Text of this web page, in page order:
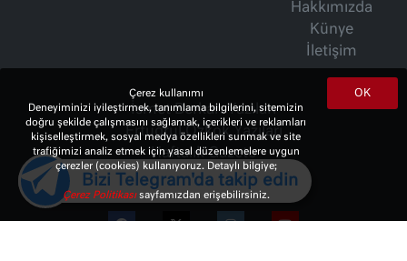
Hakkımızda
Künye
İletişim
İsmet Berkan Yazıları
Ertuğrul Özkök Yazıları
Haftalık Gazete
OK
Çerez kullanımı
Deneyiminizi iyileştirmek, tanımlama bilgilerini, sitemizin
doğru şekilde çalışmasını sağlamak, içerikleri ve reklamları
kişiselleştirmek, sosyal medya özellikleri sunmak ve site
trafiğimizi analiz etmek için yasal düzenlemelere uygun
çerezler (cookies) kullanıyoruz. Detaylı bilgiye;
Çerez Politikasısayfamızdan erişebilirsiniz.
Bizi Telegram'da takip edin